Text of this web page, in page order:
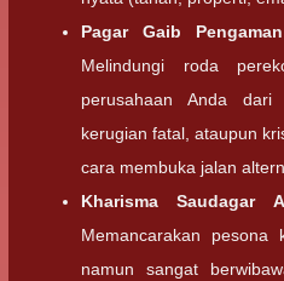
Pagar Gaib
Melindungi roda
perusahaan Anda dari
kerugian fatal, ataupun
cara membuka jalan
Kharisma Saudagar
Memancarakan pesona
namun sangat